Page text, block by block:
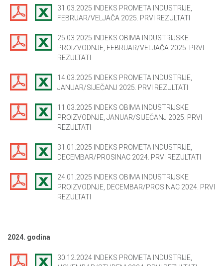
31.03.2025 INDEKS PROMETA INDUSTRIJE,
FEBRUAR/VELJAČA 2025. PRVI REZULTATI
25.03.2025 INDEKS OBIMA INDUSTRIJSKE
PROIZVODNJE, FEBRUAR/VELJAČA 2025. PRVI
REZULTATI
14.03.2025 INDEKS PROMETA INDUSTRIJE,
JANUAR/SIJEČANJ 2025. PRVI REZULTATI
11.03.2025 INDEKS OBIMA INDUSTRIJSKE
PROIZVODNJE, JANUAR/SIJEČANJ 2025. PRVI
REZULTATI
31.01.2025 INDEKS PROMETA INDUSTRIJE,
DECEMBAR/PROSINAC 2024. PRVI REZULTATI
24.01.2025 INDEKS OBIMA INDUSTRIJSKE
PROIZVODNJE, DECEMBAR/PROSINAC 2024. PRVI
REZULTATI
2024. godina
30.12.2024 INDEKS PROMETA INDUSTRIJE,